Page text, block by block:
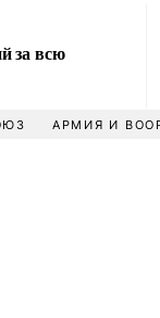
за всю
АРМИЯ И